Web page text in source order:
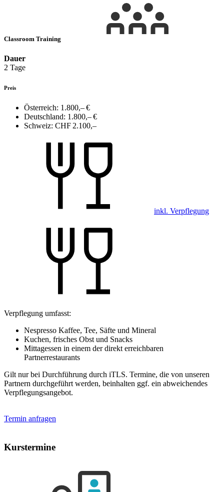
Classroom Training
Dauer
2 Tage
Preis
Österreich: 1.800,– €
Deutschland: 1.800,– €
Schweiz: CHF 2.100,–
inkl. Verpflegung
Verpflegung umfasst:
Nespresso Kaffee, Tee, Säfte und Mineral
Kuchen, frisches Obst und Snacks
Mittagessen in einem der direkt erreichbaren
Partnerrestaurants
Gilt nur bei Durchführung durch iTLS. Termine, die von unseren
Partnern durchgeführt werden, beinhalten ggf. ein abweichendes
Verpflegungsangebot.
Termin anfragen
Kurstermine